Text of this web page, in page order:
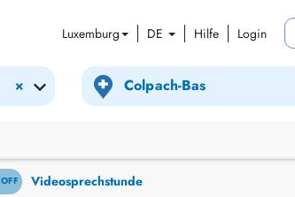
Luxemburg DE Hilfe Login
×
OFF Videosprechstunde